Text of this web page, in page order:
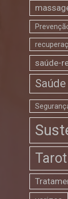
saúde-
Tarot